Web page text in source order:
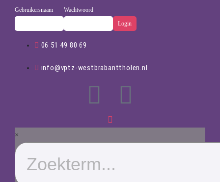
Gebruikersnaam Wachtwoord
06 51 49 80 69
info@vptz-westbrabanttholen.nl
×